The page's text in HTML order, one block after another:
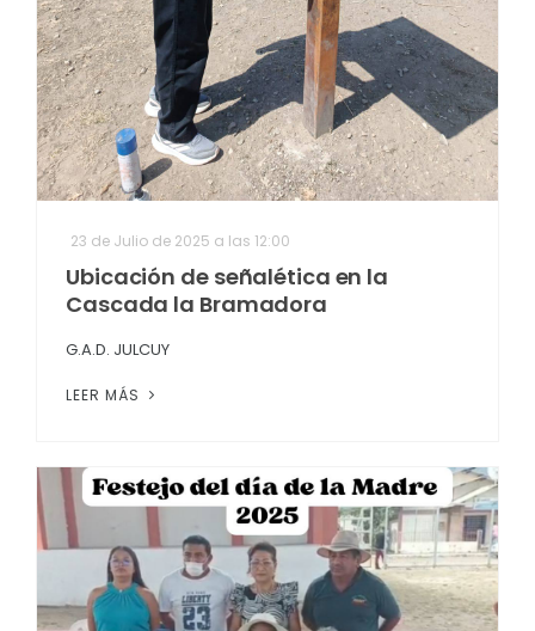
23 de Julio de 2025 a las 12:00
Ubicación de señalética en la
Cascada la Bramadora
G.A.D. JULCUY
LEER MÁS